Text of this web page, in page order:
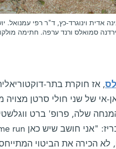
אדית וינוגרד-כץ, ד"ר רפי עמנואל.
סמואלס ורנד ערפה. חתימה
, אז חוקרת בתר-
אי של שני חולי סרטן מצויה
שלה, פרופ' ברט
לא הכירה את הביטוי